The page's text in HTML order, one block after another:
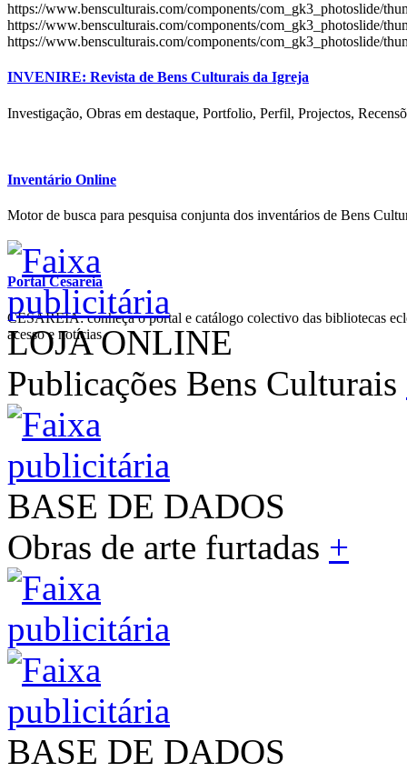
https://www.bensculturais.com/components/com_gk3_photoslide/
https://www.bensculturais.com/components/com_gk3_photoslide/
https://www.bensculturais.com/components/com_gk3_photoslide/
INVENIRE: Revista de Bens Culturais da Igreja
Investigação, Obras em destaque, Portfolio, Perfil, Projectos,
Inventário Online
Motor de busca para pesquisa conjunta dos inventários de Bens
Portal Cesareia
CESAREIA: conheça o portal e catálogo colectivo das bibliotecas
acesso e notícias
LOJA ONLINE
Publicações Bens Culturais
BASE DE DADOS
Obras de arte furtadas +
BASE DE DADOS